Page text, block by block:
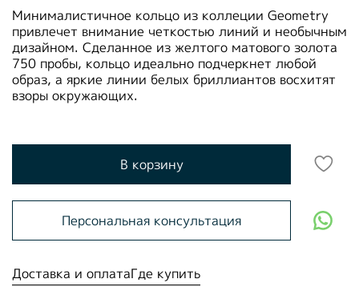
Минималистичное кольцо из коллеции Geometry
привлечет внимание четкостью линий и необычным
дизайном. Сделанное из желтого матового золота
750 пробы, кольцо идеально подчеркнет любой
образ, а яркие линии белых бриллиантов восхитят
взоры окружающих.
В корзину
Персональная консультация
Доставка и оплатаГде купить